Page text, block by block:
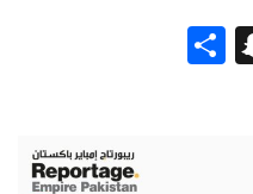
Snapchat
Share